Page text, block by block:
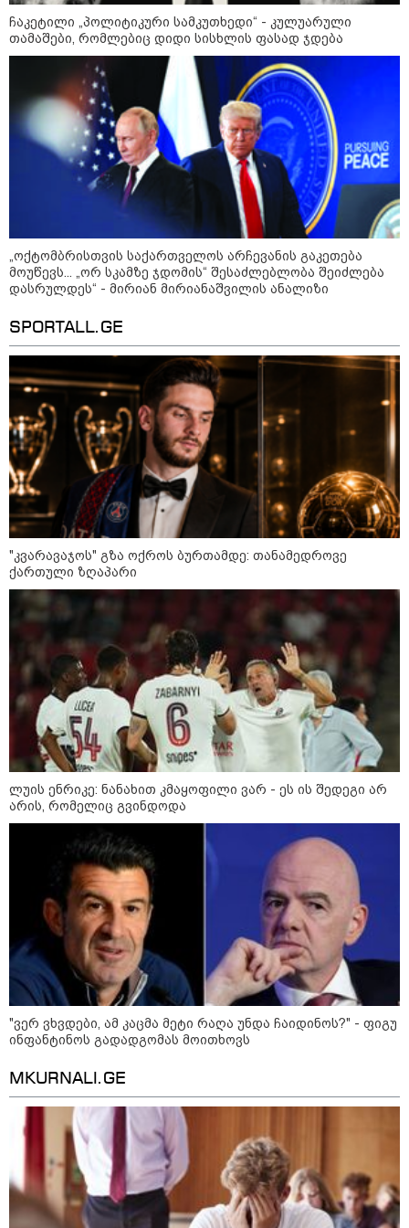
ვაშინგტონს რაკეტების დეფიციტი აქვს? -
მედიის ცნობით, დონალდ ტრამპი პიტ
ჰეგსეთს დაუპირისპირდა: დეტალები
23:15 / 06-08-2026
“არ მინდა, ბაიდენივით
სცენიდან გადავარდეს“ -
დონალდ ტრამპის სიტყვით
გამოსვლისას დამსწრეები
სახალისო შემთხვევის მოწმენი
გახდნენ
23:45 / 05-08-2026
ტრაგედია შოტლანდიაში - 35
წლის მამას 9 წლის
ქალიშვილის მკვლელობაში
ედება ბრალი
14:08 / 05-08-2026
ლაიფციგის აეროპორტში
უკრაინულ თვითმფრინავთან
ახლოს ასაფეთქებელი
მოწყობილობით აღჭურვილი
დრონი აღმოაჩინეს - რას წერს
მედია
13:22 / 05-08-2026
საფრანგეთის სოფელში ტყის
ხანძრის შემდეგ მეორე
მსოფლიო ომის დროინდელი
ასობით ჭურვი აღმოაჩინეს -
"რიგრიგობით
ფეთქდებოდნენ..."
კატეგორიის ყველა სიახლე
მიხაილ ფედოროვი აცხადებს, რომ
მასკთან მოლაპარაკებებს
აწარმოებს
2008 წლის რუსეთ-საქართველოს
ომიდან 18 წელი გავიდა
ჩაკეტილი „პოლიტიკური სამკუთხედი“ - კულუარული
თამაშები, რომლებიც დიდი სისხლის ფასად ჯდება
„ოქტომბრისთვის საქართველოს არჩევანის გაკეთება
მოუწევს... „ორ სკამზე ჯდომის“ შესაძლებლობა შეიძლება
დასრულდეს“ - მირიან მირიანაშვილის ანალიზი
SPORTALL.GE
"კვარავაჯოს" გზა ოქროს ბურთამდე: თანამედროვე
ქართული ზღაპარი
ლუის ენრიკე: ნანახით კმაყოფილი ვარ - ეს ის შედეგი არ
არის, რომელიც გვინდოდა
"ვერ ვხვდები, ამ კაცმა მეტი რაღა უნდა ჩაიდინოს?" - ფიგუ
ინფანტინოს გადადგომას მოითხოვს
MKURNALI.GE